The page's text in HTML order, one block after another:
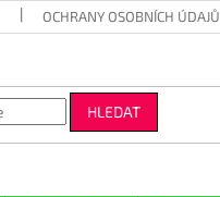
OCHRANY OSOBNÍCH ÚDAJŮ
HLEDAT